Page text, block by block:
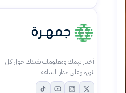
أخبار تهمك ومعلومات تفيدك حول كل
شيء وعلى مدار الساعة